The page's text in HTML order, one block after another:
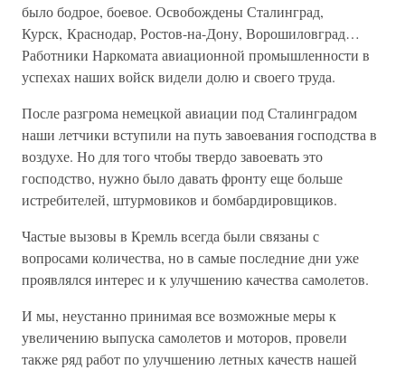
было бодрое, боевое. Освобождены Сталинград,
Курск, Краснодар, Ростов-на-Дону, Ворошиловград…
Работники Наркомата авиационной промышленности в
успехах наших войск видели долю и своего труда.
После разгрома немецкой авиации под Сталинградом
наши летчики вступили на путь завоевания господства в
воздухе. Но для того чтобы твердо завоевать это
господство, нужно было давать фронту еще больше
истребителей, штурмовиков и бомбардировщиков.
Частые вызовы в Кремль всегда были связаны с
вопросами количества, но в самые последние дни уже
проявлялся интерес и к улучшению качества самолетов.
И мы, неустанно принимая все возможные меры к
увеличению выпуска самолетов и моторов, провели
также ряд работ по улучшению летных качеств нашей